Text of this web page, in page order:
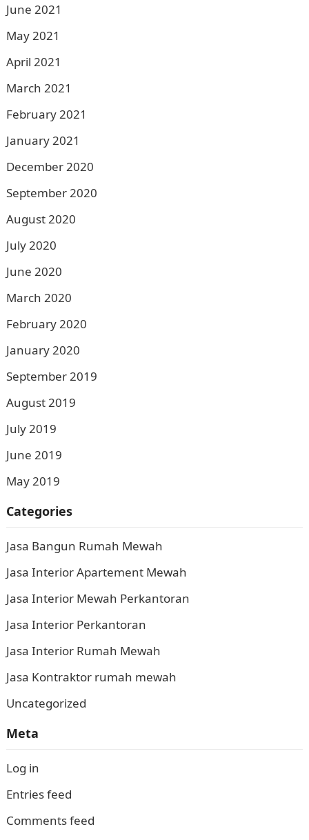
June 2021
May 2021
April 2021
March 2021
February 2021
January 2021
December 2020
September 2020
August 2020
July 2020
June 2020
March 2020
February 2020
January 2020
September 2019
August 2019
July 2019
June 2019
May 2019
Categories
Jasa Bangun Rumah Mewah
Jasa Interior Apartement Mewah
Jasa Interior Mewah Perkantoran
Jasa Interior Perkantoran
Jasa Interior Rumah Mewah
Jasa Kontraktor rumah mewah
Uncategorized
Meta
Log in
Entries feed
Comments feed